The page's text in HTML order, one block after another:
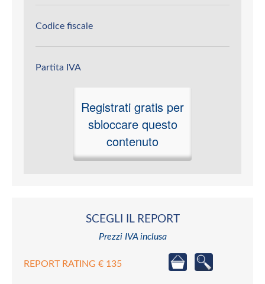
Codice fiscale
Partita IVA
Registrati gratis per
sbloccare questo
contenuto
SCEGLI IL REPORT
Prezzi IVA inclusa
REPORT RATING € 135